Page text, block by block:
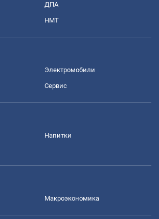
ДПА
НМТ
Электромобили
Сервис
Напитки
Mакроэкономика